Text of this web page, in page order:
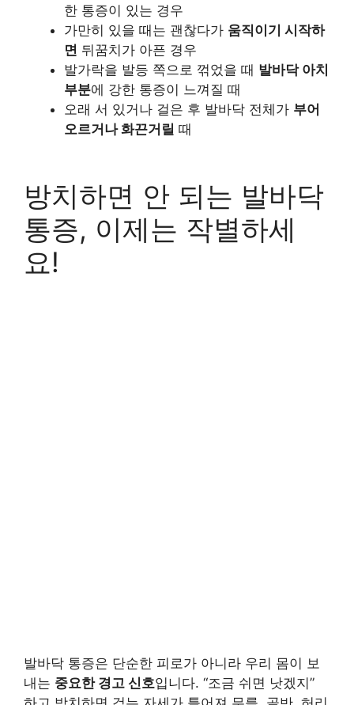
한 통증이 있는 경우
가만히 있을 때는 괜찮다가 움직이기 시작하
면 뒤꿈치가 아픈 경우
발가락을 발등 쪽으로 꺾었을 때 발바닥 아치
부분에 강한 통증이 느껴질 때
오래 서 있거나 걸은 후 발바닥 전체가 부어
오르거나 화끈거릴 때
방치하면 안 되는 발바닥
통증, 이제는 작별하세
요!
발바닥 통증은 단순한 피로가 아니라 우리 몸이 보
내는 중요한 경고 신호입니다. “조금 쉬면 낫겠지”